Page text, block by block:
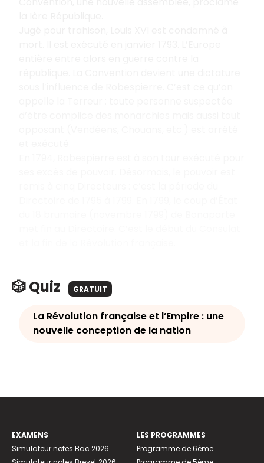
🎲 Quiz GRATUIT
La Révolution française et l’Empire : une
nouvelle conception de la nation
EXAMENS
Simulateur notes Bac 2026
LES PROGRAMMES
Programme de 6ème